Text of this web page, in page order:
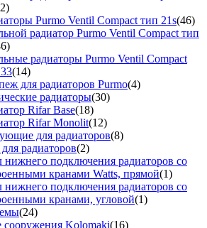
Purmo Ventil Compact тип 21s(46)
радиатор Purmo Ventil Compact тип
радиаторы Purmo Ventil Compact
(14)
для радиаторов Purmo(4)
радиаторы(30)
Rifar Base(18)
Rifar Monolit(12)
для радиаторов(8)
радиаторов(2)
нижнего подключения радиаторов со
кранами Watts, прямой(1)
нижнего подключения радиаторов со
кранами, угловой(1)
(24)
Kolomaki(16)